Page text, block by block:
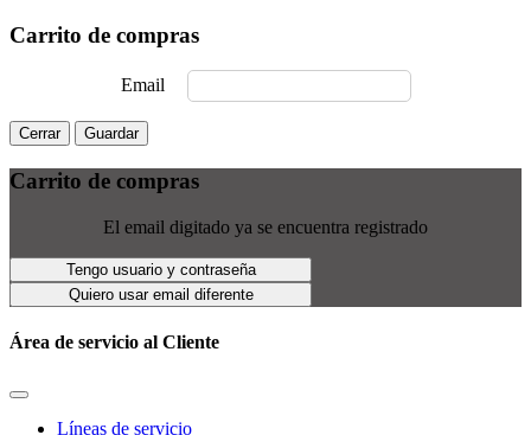
Carrito de compras
Email
Cerrar Guardar
Carrito de compras
El email digitado ya se encuentra registrado
Tengo usuario y contraseña
Quiero usar email diferente
Área de servicio al Cliente
Líneas de servicio